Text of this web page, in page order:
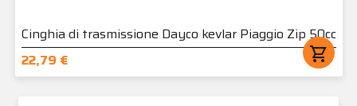
Cinghia di trasmissione Dayco kevlar Piaggio Zip 50cc
22,79 €
shopping_cart